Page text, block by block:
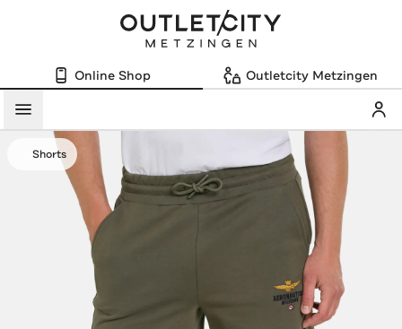
Online Shop Outletcity Metzingen
Menü
Shorts